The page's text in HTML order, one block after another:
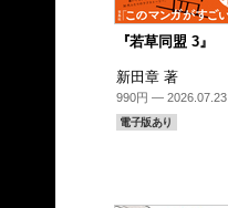
『若草同盟 3』
新田章 著
990円 — 2026.07.23
電子版あり